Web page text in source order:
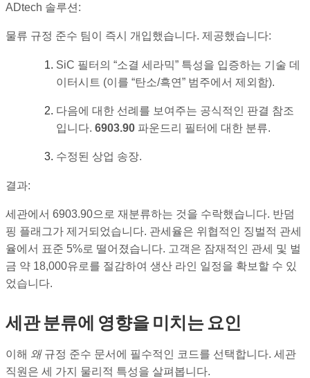
ADtech 솔루션:
물류 규정 준수 팀이 즉시 개입했습니다. 제공했습니다:
SiC 필터의 “소결 세라믹” 특성을 입증하는 기술 데
이터시트 (이를 “탄소/흑연” 범주에서 제외함).
다음에 대한 선례를 보여주는 공식적인 판결 참조
입니다. 6903.90파운드리 필터에 대한 분류.
수정된 상업 송장.
결과:
세관에서 6903.90으로 재분류하는 것을 수락했습니다. 반덤
핑 플래그가 제거되었습니다. 관세율은 위협적인 징벌적 관세
율에서 표준 5%로 떨어졌습니다. 고객은 잠재적인 관세 및 벌
금 약 18,000유로를 절감하여 생산 라인 일정을 확보할 수 있
었습니다.
세관 분류에 영향을 미치는 요인
이해 왜규정 준수 문서에 필수적인 코드를 선택합니다. 세관
직원은 세 가지 물리적 특성을 살펴봅니다.